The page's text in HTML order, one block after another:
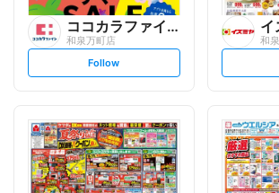
ココカラファイン
和泉万町店
s
l
o
w
Follow
イ
和